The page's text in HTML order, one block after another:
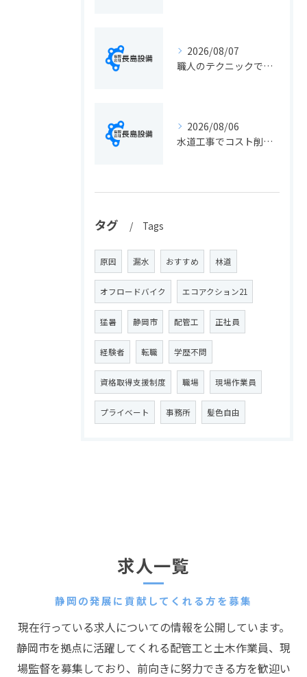
2026/08/07
職人のテクニックで出会う静岡県静岡市の伝統工芸と学びの魅力徹底解説
2026/08/06
水道工事でコスト削減を実現する静岡県静岡市の手続きと費用見直しポイント
タグ Tags
原因 漏水 おすすめ 林道
オフロードバイク エコアクション21
猛暑 静岡市 配管工 正社員
経験者 転職 学歴不問
資格取得支援制度 職場 現場作業員
プライベート 事務所 髪色自由
静岡の発展に貢献してくれる方を募集
求人一覧
現在行っている求人についての情報を公開しています。
静岡市を拠点に活躍してくれる配管工と土木作業員、現
場監督を募集しており、前向きに努力できる方を歓迎い